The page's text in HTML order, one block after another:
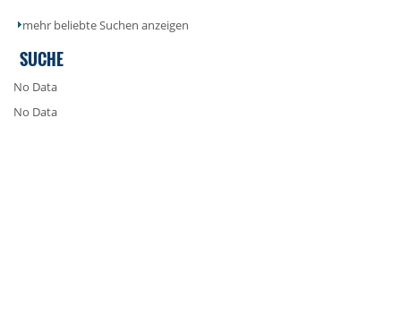
mehr beliebte Suchen anzeigen
SUCHE
No Data
No Data